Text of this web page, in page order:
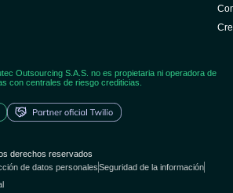
Outsourcing S.A.S. no es propietaria ni operadora de
con centrales de riesgo crediticias.
derechos reservados
de datos personalesSeguridad de la información